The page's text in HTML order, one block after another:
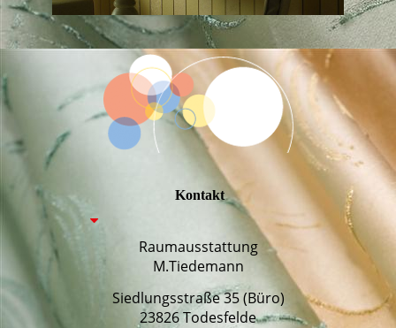
Kontakt
Raumausstattung
M.Tiedemann
Siedlungsstraße 35 (Büro)
23826 Todesfelde